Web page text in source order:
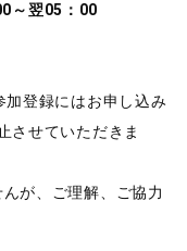
～翌05：00
登録にはお申し込み
させていただきま
が、ご理解、ご協力